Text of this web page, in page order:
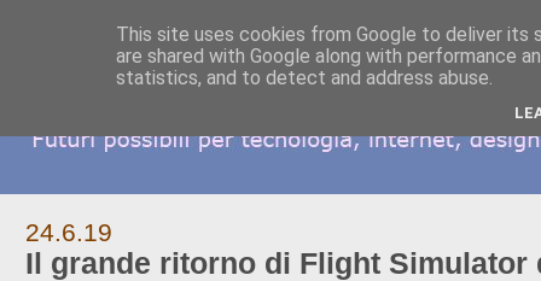
24.6.19
Il grande ritorno di Flight Simulator
This site uses cookies from Google to deliver its
are shared with Google along with performance
statistics, and to detect and address abuse.